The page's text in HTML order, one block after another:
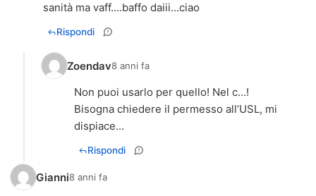
sanità ma vaff....baffo daiii...ciao
Rispondi
Zoendav8 anni fa
Non puoi usarlo per quello! Nel c...!
Bisogna chiedere il permesso all’USL, mi
dispiace...
Rispondi
Gianni8 anni fa